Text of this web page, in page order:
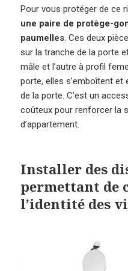
Pour vous protéger de ce
une paire de protège-
paumelles. Ces deux
sur la tranche de la porte
mâle et l’autre à profil
porte, elles s’emboîtent
de la porte. C’est un
coûteux pour renforcer la
d’appartement.
Installer des
permettant de
l’identité des